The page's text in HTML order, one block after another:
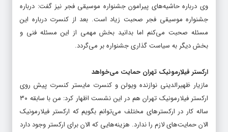
وی درباره حاشیه‌های پیرامون جشنواره موسیقی فجر نیز گفت: درباره
جشنواره موسیقی فجر صحبت زیاد است. بعد از کنسرت درباره این
مسئله صحبت می‌کنم اما بدانید بخش مهمی از این مسئله فنی و
بخش دیگر به سیاست گذاری جشنواره بر می‌گردد.
ارکستر فیلارمونیک تهران حمایت می‌خواهد
مازیار ظهیرالدینی نوازنده ویولن و کنسرت مایستر کنسرت پیش روی
ارکستر فیلارمونیک تهران هم در این نشست اظهار کرد: من با سابقه ۳۰
ساله کار در ارکسترهای مختلف می‌توانم بگویم که ارکستر فیلارمونیک
الان حمایت‌های لازم را ندارد. هزینه‌هایی که الان برای ارکستر وجود دارد